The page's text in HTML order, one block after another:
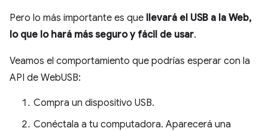
Pero lo más importante es que llevará el USB a la Web,
lo que lo hará más seguro y fácil de usar.
Veamos el comportamiento que podrías esperar con la
API de WebUSB:
Compra un dispositivo USB.
Conéctala a tu computadora. Aparecerá una